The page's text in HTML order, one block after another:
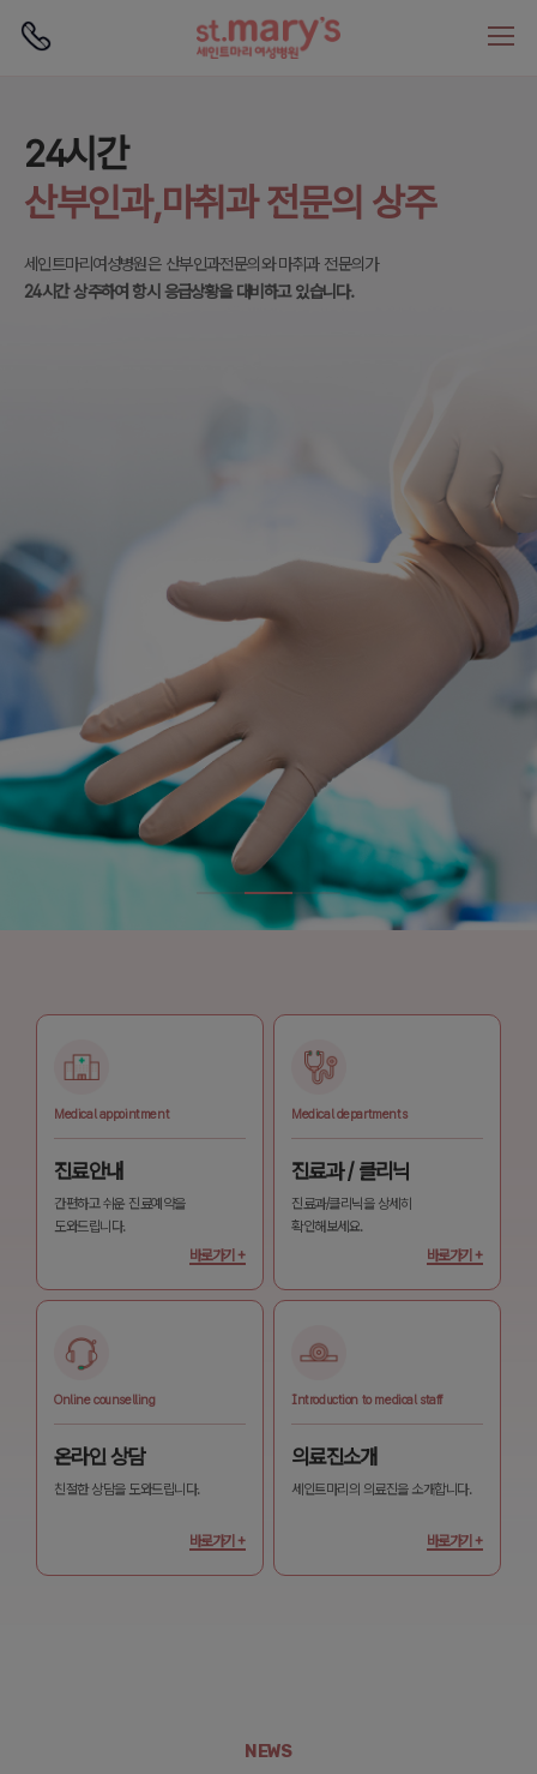
보건복지부 지정
산부인과전문병원
세인트마리여성병원은 보건복지부로부터
지정받은 산부인과전문병원, 인증의료기관입니다.
24시간
산부인과,마취과 전문의 상주
세인트마리여성병원은 산부인과전문의와 마취과 전문의가
24시간 상주하여 항시 응급상황을 대비하고 있습니다.
난임부부를 위한
전문 난임클리닉
세인트마리여성병원은 보건복지부가 지정한
배아생성의료기관, 난임시술의료기관, 인공수정시술 지정기관입니다.
Medical appointment
진료안내
간편하고 쉬운 진료예약을
도와드립니다.
바로가기 +
Medical departments
진료과 / 클리닉
진료과/클리닉을 상세히
확인해보세요.
바로가기 +
Online counselling
온라인 상담
친절한 상담을 도와드립니다.
바로가기 +
Introduction to medical staff
의료진소개
세인트마리의 의료진을 소개합니다.
바로가기 +
NEWS